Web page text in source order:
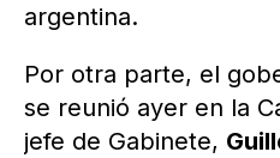
argentina.
Por otra parte, el
se reunió ayer en la
jefe de Gabinete,